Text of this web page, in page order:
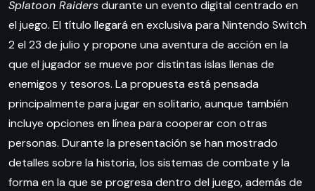
Splatoon Raidersdurante un evento digital centrado en
el juego. El título llegará en exclusiva para Nintendo Switch
2 el 23 de julio y propone una aventura de acción en la
que el jugador se mueve por distintas islas llenas de
enemigos y tesoros. La propuesta está pensada
principalmente para jugar en solitario, aunque también
incluye opciones en línea para cooperar con otras
personas. Durante la presentación se han mostrado
detalles sobre la historia, los sistemas de combate y la
forma en la que se progresa dentro del juego, además de